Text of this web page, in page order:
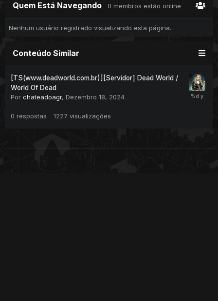
Quem Está Navegando 0 membros estão online
Nenhum usuário registrado visualizando esta página.
Conteúdo Similar
[TS(www.deadworld.com.br)][Servidor] Dead World /
World Of Dead
Por chateadoagr, Dezembro 18, 2024
0 respostas 1227 visualizações